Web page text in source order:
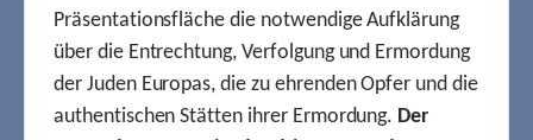
Präsentationsfläche die notwendige Aufklärung
über die Entrechtung, Verfolgung und Ermordung
der Juden Europas, die zu ehrenden Opfer und die
authentischen Stätten ihrer Ermordung. Der